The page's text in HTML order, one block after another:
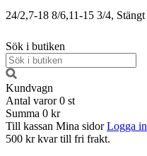
24/2,7-18 8/6,11-15 3/4, Stängt
Sök i butiken
Kundvagn
Antal varor 0 st
Summa 0 kr
Till kassan Mina sidor Logga in
500 kr kvar till fri frakt.